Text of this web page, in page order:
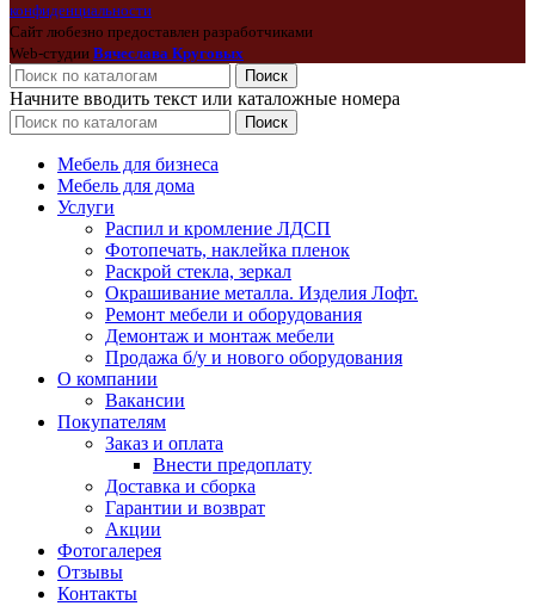
конфиденциальности
Сайт любезно предоставлен разработчиками
Web-студии Вячеслава Круговых
Поиск
Начните вводить текст или каталожные номера
Поиск
Мебель для бизнеса
Мебель для дома
Услуги
Распил и кромление ЛДСП
Фотопечать, наклейка пленок
Раскрой стекла, зеркал
Окрашивание металла. Изделия Лофт.
Ремонт мебели и оборудования
Демонтаж и монтаж мебели
Продажа б/у и нового оборудования
О компании
Вакансии
Покупателям
Заказ и оплата
Внести предоплату
Доставка и сборка
Гарантии и возврат
Акции
Фотогалерея
Отзывы
Контакты